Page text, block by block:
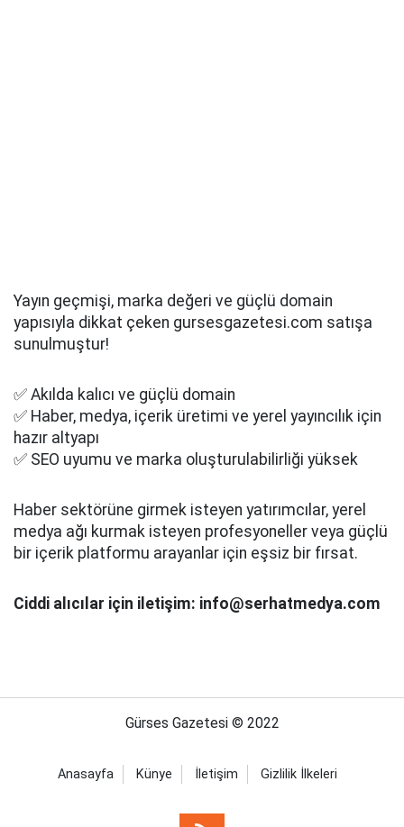
Yayın geçmişi, marka değeri ve güçlü domain
yapısıyla dikkat çeken gursesgazetesi.com satışa
sunulmuştur!
✅ Akılda kalıcı ve güçlü domain
✅ Haber, medya, içerik üretimi ve yerel yayıncılık için
hazır altyapı
✅ SEO uyumu ve marka oluşturulabilirliği yüksek
Haber sektörüne girmek isteyen yatırımcılar, yerel
medya ağı kurmak isteyen profesyoneller veya güçlü
bir içerik platformu arayanlar için eşsiz bir fırsat.
Ciddi alıcılar için iletişim: info@serhatmedya.com
Gürses Gazetesi © 2022
Anasayfa Künye İletişim Gizlilik İlkeleri